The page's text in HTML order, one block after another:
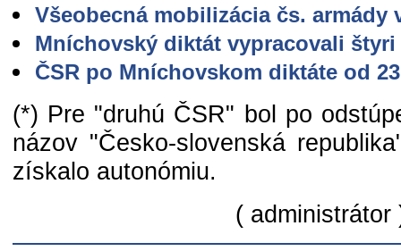
Všeobecná mobilizácia čs. armády
Mníchovský diktát vypracovali
ČSR po Mníchovskom diktáte od
(*) Pre "druhú ČSR" bol po
názov "Česko-slovenská
získalo autonómiu.
( administrátor